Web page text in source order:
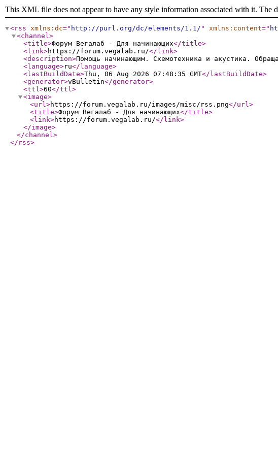
This XML file does not appear to have any style information associated with it. The
<rss xmlns:dc=" http://purl.org/dc/elements/1.1/ " xmlns:content="
<channel>
<title>Форум Вегалаб - Для начинающих</title>
<link>https://forum.vegalab.ru/</link>
<description>Помощь начинающим. Схемотехника и акустика.
<language>ru</language>
<lastBuildDate>Thu, 06 Aug 2026 07:48:35 GMT</lastBuildDate>
<generator>vBulletin</generator>
<ttl>60</ttl>
<image>
<url>https://forum.vegalab.ru/images/misc/rss.png</url>
<title>Форум Вегалаб - Для начинающих</title>
<link>https://forum.vegalab.ru/</link>
</image>
</channel>
</rss>